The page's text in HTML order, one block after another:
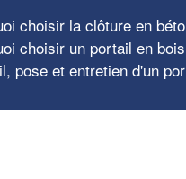
choisir la clôture en
choisir un portail en
pose et entretien d'un